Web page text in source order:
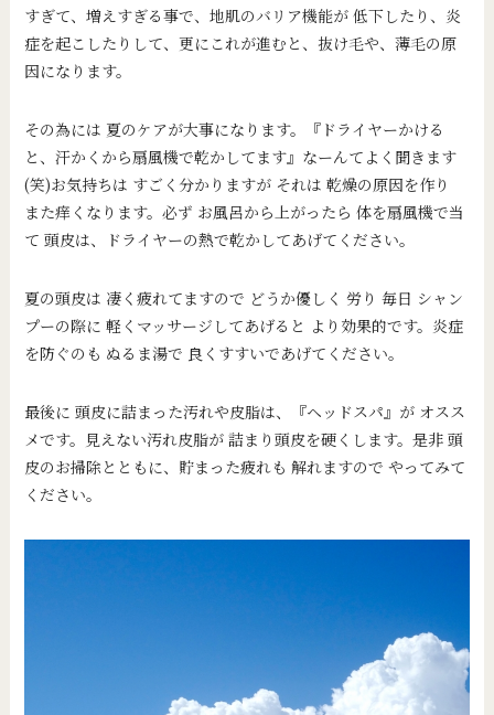
すぎて、増えすぎる事で、地肌のバリア機能が 低下したり、炎
症を起こしたりして、更にこれが進むと、抜け毛や、薄毛の原
因になります。
その為には 夏のケアが大事になります。『ドライヤーかける
と、汗かくから扇風機で乾かしてます』なーんてよく聞きます
(笑)お気持ちは すごく分かりますが それは 乾燥の原因を作り
また痒くなります。必ず お風呂から上がったら 体を扇風機で当
て 頭皮は、ドライヤーの熱で乾かしてあげてください。
夏の頭皮は 凄く疲れてますので どうか優しく 労り 毎日 シャン
プーの際に 軽くマッサージしてあげると より効果的です。炎症
を防ぐのも ぬるま湯で 良くすすいであげてください。
最後に 頭皮に詰まった汚れや皮脂は、『ヘッドスパ』が オスス
メです。見えない汚れ皮脂が 詰まり頭皮を硬くします。是非 頭
皮のお掃除とともに、貯まった疲れも 解れますので やってみて
ください。